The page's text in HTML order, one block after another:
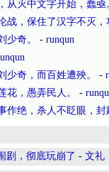
从灭中文字开始，蠢亟
战，保住了汉字不灭，
少奇。
- runqun
少奇，而百姓遭殃。
-
花，愚弄民人。
-
作绝，杀人不眨眼，封
剧，彻底玩崩了 - 文礼